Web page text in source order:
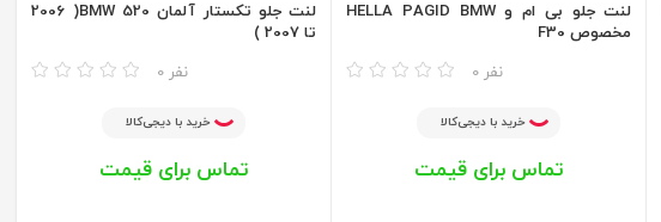
لنت جلو بی ام و HELLA PAGID BMW
مخصوص F30
0 نفر
خرید با دیجی‌کالا
تماس برای قیمت
لنت جلو تکستار آلمان BMW 520( 2006
تا 2007 )
0 نفر
خرید با دیجی‌کالا
تماس برای قیمت